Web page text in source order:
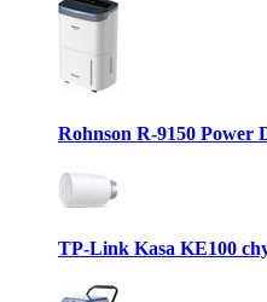
Rohnson R-9150 Power
TP-Link Kasa KE100